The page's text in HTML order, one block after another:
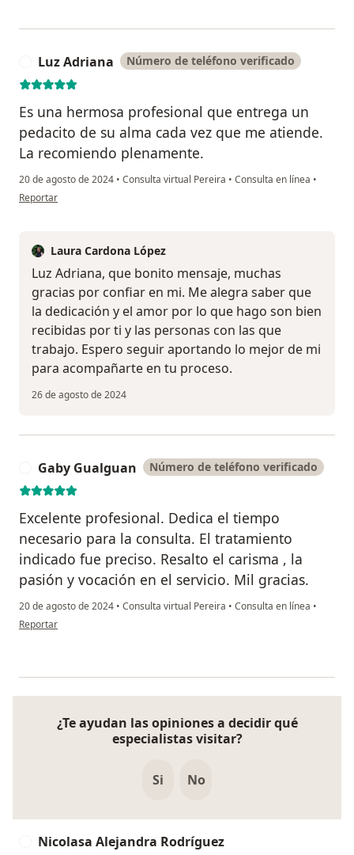
Luz Adriana Número de teléfono verificado
Es una hermosa profesional que entrega un
pedacito de su alma cada vez que me atiende.
La recomiendo plenamente.
20 de agosto de 2024 • Consulta virtual Pereira • Consulta en línea •
en opinión del usuario Luz Adriana
Reportar
Laura Cardona López
Luz Adriana, que bonito mensaje, muchas
gracias por confiar en mi. Me alegra saber que
la dedicación y el amor por lo que hago son bien
recibidas por ti y las personas con las que
trabajo. Espero seguir aportando lo mejor de mi
para acompañarte en tu proceso.
26 de agosto de 2024
Gaby Gualguan Número de teléfono verificado
Excelente profesional. Dedica el tiempo
necesario para la consulta. El tratamiento
indicado fue preciso. Resalto el carisma , la
pasión y vocación en el servicio. Mil gracias.
20 de agosto de 2024 • Consulta virtual Pereira • Consulta en línea •
en opinión del usuario Gaby Gualguan
Reportar
¿Te ayudan las opiniones a decidir qué
especialistas visitar?
Si No
Nicolasa Alejandra Rodríguez